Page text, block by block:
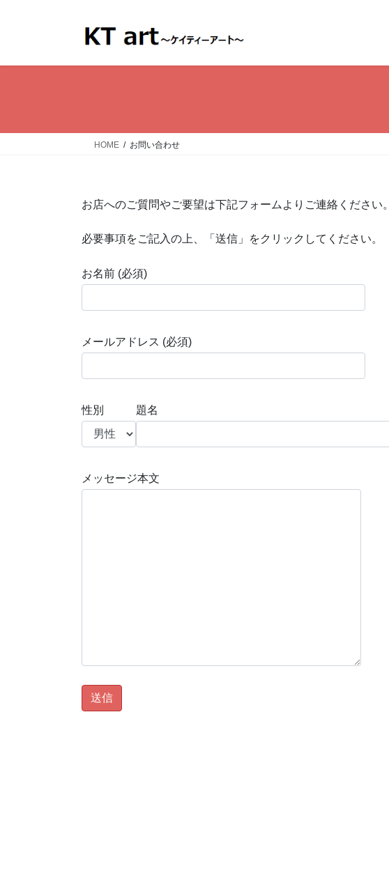
HOME お問い合わせ
お店へのご質問やご要望は下記フォームよりご連絡ください。
必要事項をご記入の上、「送信」をクリックしてください。
お名前 (必須)
メールアドレス (必須)
性別 題名
メッセージ本文